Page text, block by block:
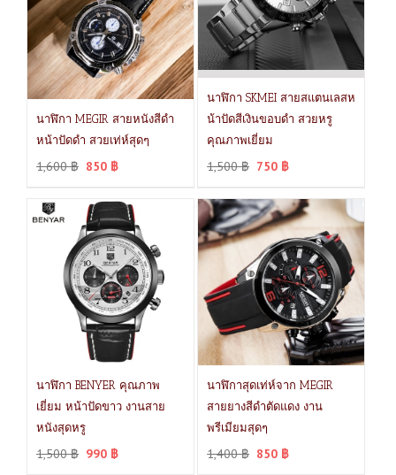
นาฬิกา MEGIR สายหนังสีดำ
หน้าปัดดำ สวยเท่ห์สุดๆ
1,600฿ 850 ฿
นาฬิกา SKMEI สายสแตนเลสห
น้าปัดสีเงินขอบดำ สวยหรู
คุณภาพเยี่ยม
1,500฿ 750 ฿
นาฬิกา BENYER คุณภาพ
เยี่ยม หน้าปัดขาว งานสาย
หนังสุดหรู
1,500฿ 990 ฿
นาฬิกาสุดเท่ห์จาก MEGIR
สายยางสีดำตัดแดง งาน
พรีเมียมสุดๆ
1,400฿ 850 ฿